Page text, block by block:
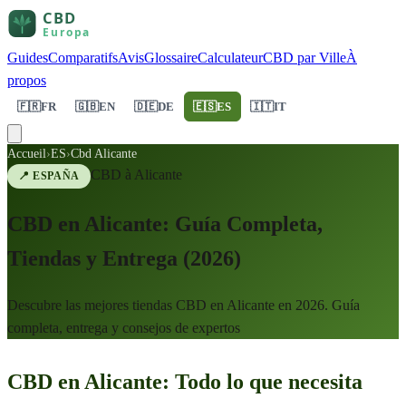
GuidesComparatifsAvisGlossaireCalculateurCBD par VilleÀ
propos
🇫🇷FR 🇬🇧EN 🇩🇪DE 🇪🇸ES 🇮🇹IT
Accueil›ES›Cbd Alicante
📍ESPAÑA CBD à Alicante
CBD en Alicante: Guía Completa,
Tiendas y Entrega (2026)
Descubre las mejores tiendas CBD en Alicante en 2026. Guía
completa, entrega y consejos de expertos
CBD en Alicante: Todo lo que necesita